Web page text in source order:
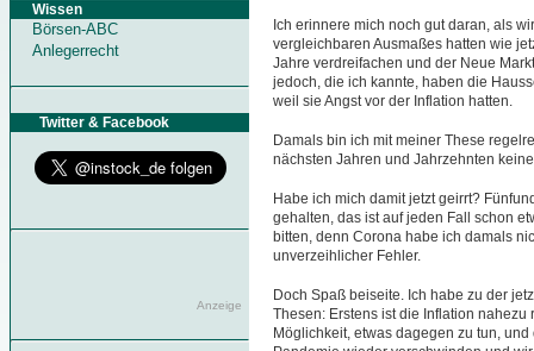
Wissen
Börsen-ABC
Anlegerrecht
Twitter & Facebook
Anzeige
Ich erinnere mich noch gut daran, als
vergleichbaren Ausmaßes hatten wie
Jahre verdreifachen und der Neue
jedoch, die ich kannte, haben die
weil sie Angst vor der Inflation hatten.
Damals bin ich mit meiner These
nächsten Jahren und Jahrzehnten
Habe ich mich damit jetzt geirrt?
gehalten, das ist auf jeden Fall schon
bitten, denn Corona habe ich damals
unverzeihlicher Fehler.
Doch Spaß beiseite. Ich habe zu der
Thesen: Erstens ist die Inflation
Möglichkeit, etwas dagegen zu tun,